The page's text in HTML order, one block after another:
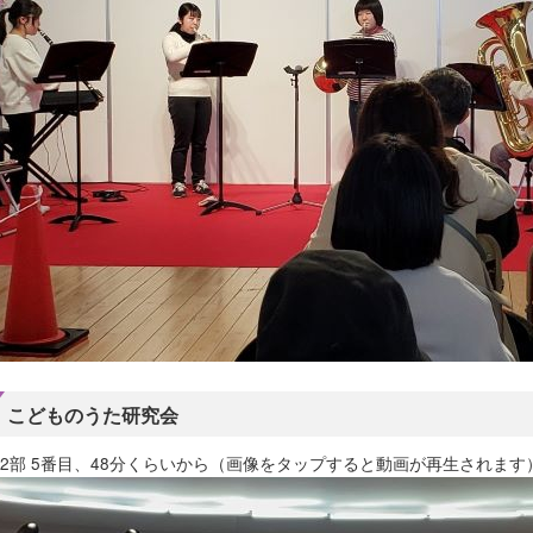
こどものうた研究会
部 5番目、48分くらいから（画像をタップすると動画が再生されます